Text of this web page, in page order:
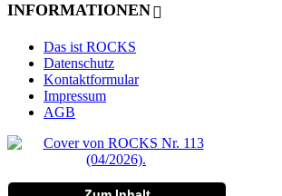
INFORMATIONEN
Das ist ROCKS
Datenschutz
Kontaktformular
Impressum
AGB